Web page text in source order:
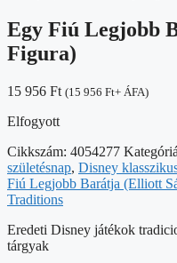
Egy Fiú Legjobb
Figura)
15 956 Ft (15 956 Ft+ ÁFA)
Elfogyott
Cikkszám: 4054277
születésnap, Disney
Fiú Legjobb Barátja (Elliott
Traditions
Eredeti Disney játékok
tárgyak